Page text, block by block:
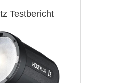
Testbericht